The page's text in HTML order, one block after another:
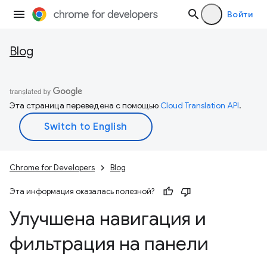
Войти
Blog
Эта страница переведена с помощьюCloud Translation API.
Chrome for Developers Blog
Эта информация оказалась полезной?
Улучшена навигация и
фильтрация на панели